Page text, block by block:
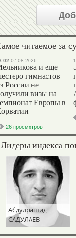
читаемое за
07.08.2026
и еще
гимнастов
России не
визы на
Европы в
26 просмотров
Лидеры индекса
Абдулрашид
САДУЛАЕВ